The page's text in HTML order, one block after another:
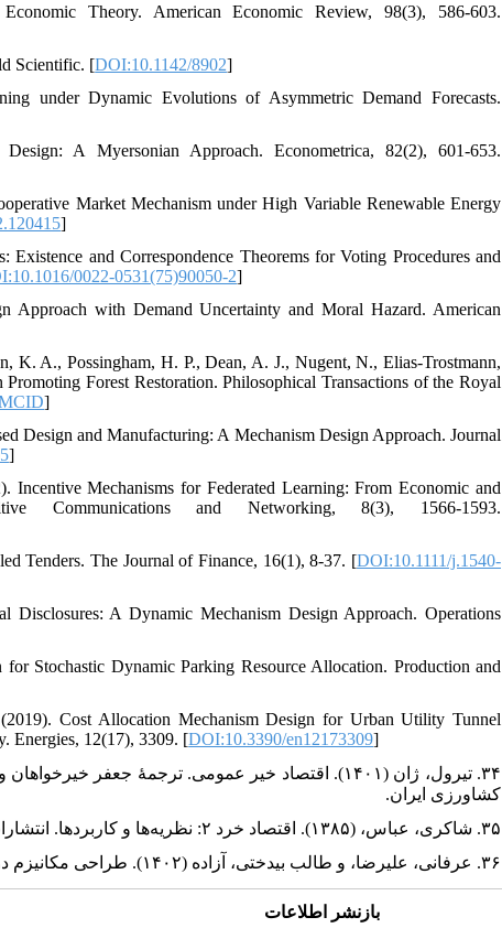
Theory. American Economic Review, 98(3), 586-603.
Scientific. [DOI:10.1142/8902]
under Dynamic Evolutions of Asymmetric Demand Forecasts.
A Myersonian Approach. Econometrica, 82(2), 601-653.
Market Mechanism under High Variable Renewable Energy
]
and Correspondence Theorems for Voting Procedures and
0022-0531(75)90050-2]
with Demand Uncertainty and Moral Hazard. American
A., Possingham, H. P., Dean, A. J., Nugent, N., Elias-Trostmann,
Forest Restoration. Philosophical Transactions of the Royal
]
Design and Manufacturing: A Mechanism Design Approach. Journal
]
Mechanisms for Federated Learning: From Economic and
Communications and Networking, 8(3), 1566-1593.
Tenders. The Journal of Finance, 16(1), 8-37. [DOI:10.1111/j.1540-
A Dynamic Mechanism Design Approach. Operations
Stochastic Dynamic Parking Resource Allocation. Production and
Cost Allocation Mechanism Design for Urban Utility Tunnel
Energies, 12(17), 3309. [DOI:10.3390/en12173309]
۳۴. تیرول، ژان (۱۴۰۱). اقتصاد خیر عمومی. ترجمۀ جعفر
کشاورزی ایران.‏
۳۵. شاکری، عباس، (۱۳۸۵). اقتصاد خرد ۲: نظریه‌ها و کاربردها. انتشارات نی.‏
۳۶. عرفانی، علیرضا، و طالب بیدختی، آزاده (۱۴۰۲). طراحی مکانیزم در اقتصاد. انتشارات دانشگاه سمنان.‏
بازنشر اطلاعات